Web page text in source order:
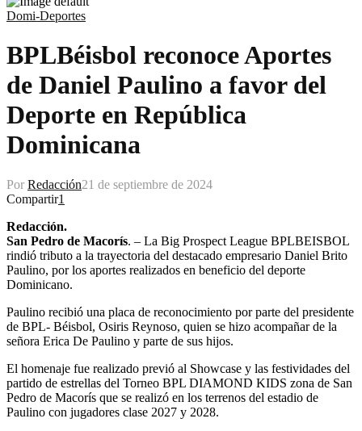
Domi-Deportes
BPLBéisbol reconoce Aportes
de Daniel Paulino a favor del
Deporte en República
Dominicana
Por Redacción21 de septiembre de 2024
Compartir1
Redacción.
San Pedro de Macorís. – La Big Prospect League BPLBEISBOL
rindió tributo a la trayectoria del destacado empresario Daniel Brito
Paulino, por los aportes realizados en beneficio del deporte
Dominicano.
Paulino recibió una placa de reconocimiento por parte del presidente
de BPL- Béisbol, Osiris Reynoso, quien se hizo acompañar de la
señora Erica De Paulino y parte de sus hijos.
El homenaje fue realizado previó al Showcase y las festividades del
partido de estrellas del Torneo BPL DIAMOND KIDS zona de San
Pedro de Macorís que se realizó en los terrenos del estadio de
Paulino con jugadores clase 2027 y 2028.